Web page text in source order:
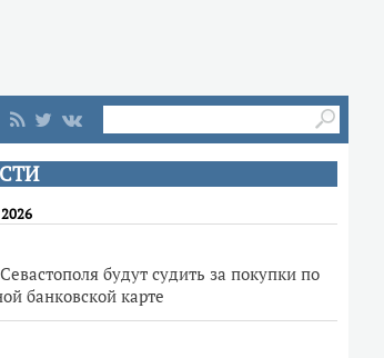
будут судить за покупки по
банковской карте